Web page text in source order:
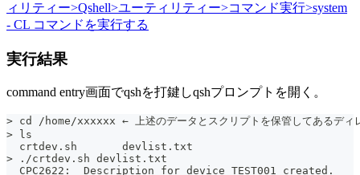
ィリティー>Qshell>ユーティリティー>コマンド実行>system
- CL コマンドを実行する
実行結果
command entry画面でqshを打鍵しqshプロンプトを開く。
> cd /home/xxxxxx ← 上述のデータとスクリプトを保管してあるディ
> ls
  crtdev.sh       devlist.txt
> ./crtdev.sh devlist.txt
  CPC2622:  Description for device TEST001 created.